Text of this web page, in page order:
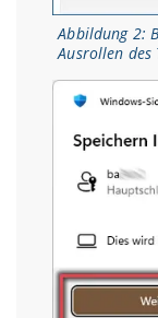
Abbildung 2:
Ausrollen des